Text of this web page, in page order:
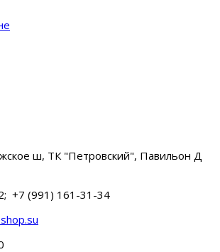
ш, ТК "Петровский", Павильон Д
+7 (991) 161-31-34